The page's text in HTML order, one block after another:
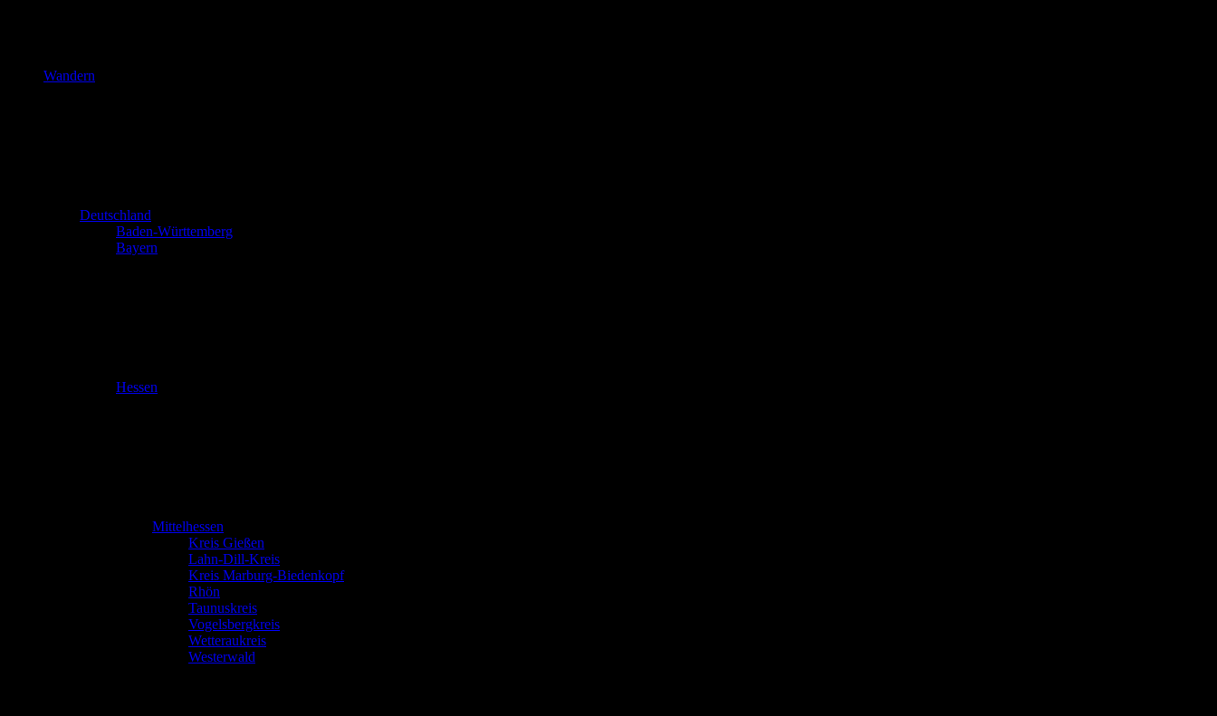
Wandern
Deutschland
Baden-Württemberg
Bayern
Hessen
Mittelhessen
Kreis Gießen
Lahn-Dill-Kreis
Kreis Marburg-Biedenkopf
Rhön
Taunuskreis
Vogelsbergkreis
Wetteraukreis
Westerwald